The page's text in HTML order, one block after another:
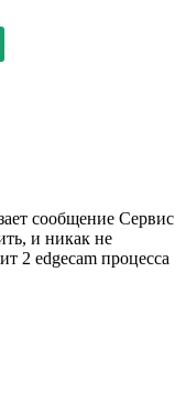
сообщение Сервис
и никак не
2 edgecam процесса